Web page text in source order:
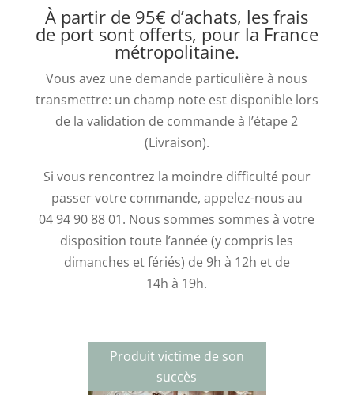
À partir de 95€ d’achats, les frais
de port sont offerts, pour la France
métropolitaine.
Vous avez une demande particulière à nous
transmettre: un champ note est disponible lors
de la validation de commande à l’étape 2
(Livraison).
Si vous rencontrez la moindre difficulté pour
passer votre commande, appelez-nous au
04 94 90 88 01. Nous sommes sommes à votre
disposition toute l’année (y compris les
dimanches et fériés) de 9h à 12h et de
14h à 19h.
Produit victime de son
succès